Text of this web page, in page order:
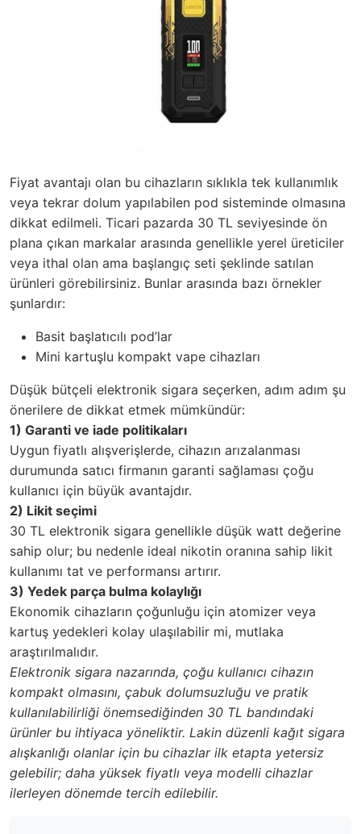
Fiyat avantajı olan bu cihazların sıklıkla tek kullanımlık
veya tekrar dolum yapılabilen pod sisteminde olmasına
dikkat edilmeli. Ticari pazarda 30 TL seviyesinde ön
plana çıkan markalar arasında genellikle yerel üreticiler
veya ithal olan ama başlangıç seti şeklinde satılan
ürünleri görebilirsiniz. Bunlar arasında bazı örnekler
şunlardır:
Basit başlatıcılı pod’lar
Mini kartuşlu kompakt vape cihazları
Düşük bütçeli elektronik sigara seçerken, adım adım şu
önerilere de dikkat etmek mümkündür:
1) Garanti ve iade politikaları
Uygun fiyatlı alışverişlerde, cihazın arızalanması
durumunda satıcı firmanın garanti sağlaması çoğu
kullanıcı için büyük avantajdır.
2) Likit seçimi
30 TL elektronik sigara genellikle düşük watt değerine
sahip olur; bu nedenle ideal nikotin oranına sahip likit
kullanımı tat ve performansı artırır.
3) Yedek parça bulma kolaylığı
Ekonomik cihazların çoğunluğu için atomizer veya
kartuş yedekleri kolay ulaşılabilir mi, mutlaka
araştırılmalıdır.
Elektronik sigara nazarında, çoğu kullanıcı cihazın
kompakt olmasını, çabuk dolumsuzluğu ve pratik
kullanılabilirliği önemsediğinden 30 TL bandındaki
ürünler bu ihtiyaca yöneliktir. Lakin düzenli kağıt sigara
alışkanlığı olanlar için bu cihazlar ilk etapta yetersiz
gelebilir; daha yüksek fiyatlı veya modelli cihazlar
ilerleyen dönemde tercih edilebilir.